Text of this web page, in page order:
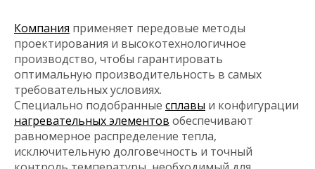
Компания применяет передовые методы
проектирования и высокотехнологичное
производство, чтобы гарантировать
оптимальную производительность в самых
требовательных условиях.
Специально подобранные сплавы и конфигурации
нагревательных элементов обеспечивают
равномерное распределение тепла,
исключительную долговечность и точный